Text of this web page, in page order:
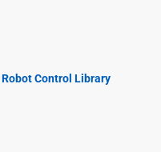
Control Library